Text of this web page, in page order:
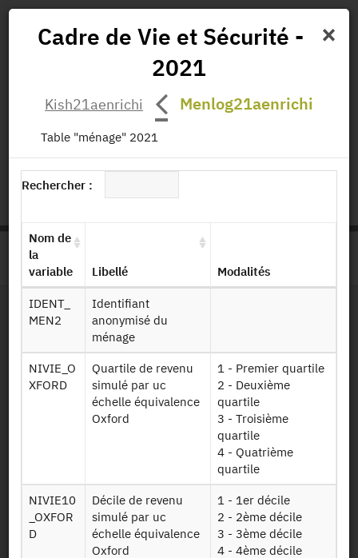
Missions
status.io EN | FR
ACCUEIL
Dessin de fichier
Identifiant persistant (DOI)
CVS : Enquête de victimation -
Cadre de Vie et Sécurité - 2021
Autres produits :2021 2018, 2017,2016
×
Cadre de Vie et Sécurité -
2021
Kish21aenrichi Menlog21aenrichi
Table "ménage" 2021
Rechercher :
Nom de
la
variable
Libellé Modalités
IDENT_
MEN2
Identifiant
anonymisé du
ménage
NIVIE_O
XFORD
Quartile de revenu
simulé par uc
échelle équivalence
Oxford
1 - Premier quartile
2 - Deuxième
quartile
3 - Troisième
quartile
4 - Quatrième
quartile
NIVIE10
_OXFOR
D
Décile de revenu
simulé par uc
échelle équivalence
Oxford
1 - 1er décile
2 - 2ème décile
3 - 3ème décile
4 - 4ème décile